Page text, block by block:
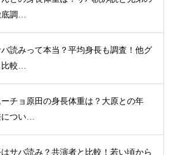
調…
読みって本当？平均身長も調査！他グ
較…
チョ原田の身長体重は？大原との年
つい…
サバ読み？共演者と比較！若い頃から